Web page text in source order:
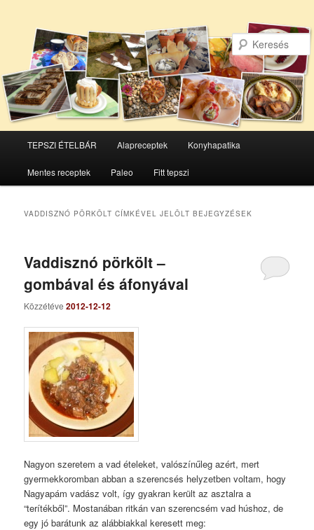
Tovább
az
elsődleges
Tovább
a
másodlagos
TEPSZI ÉTELBÁR Alapreceptek Konyhapatika
Mentes receptek Paleo Fitt tepszi
VADDISZNÓ PÖRKÖLT CÍMKÉVEL JELÖLT BEJEGYZÉSEK
Vaddisznó pörkölt –
gombával és áfonyával
Közzétéve2012-12-12
Nagyon szeretem a vad ételeket, valószínűleg azért, mert
gyermekkoromban abban a szerencsés helyzetben voltam, hogy
Nagyapám vadász volt, így gyakran került az asztalra a
“terítékből”. Mostanában ritkán van szerencsém vad húshoz, de
egy jó barátunk az alábbiakkal keresett meg: